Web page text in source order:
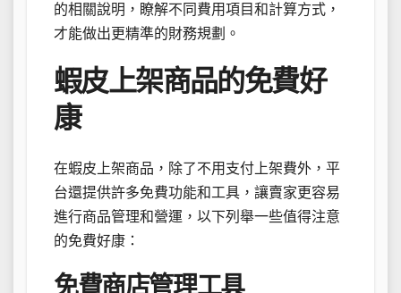
的相關說明，瞭解不同費用項目和計算方式，
才能做出更精準的財務規劃。
蝦皮上架商品的免費好
康
在蝦皮上架商品，除了不用支付上架費外，平
台還提供許多免費功能和工具，讓賣家更容易
進行商品管理和營運，以下列舉一些值得注意
的免費好康：
免費商店管理工具